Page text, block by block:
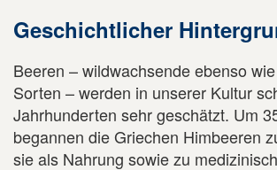
Geschichtlicher
Beeren – wildwachsende ebenso
Sorten – werden in unserer Kultur
Jahrhunderten sehr geschätzt. Um
begannen die Griechen Himbeeren
sie als Nahrung sowie zu